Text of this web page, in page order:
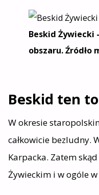
Beskid Żywiecki
obszaru. Źródło
Beskid ten
W okresie
całkowicie bezludny.
Karpacka. Zatem
Żywieckim i w ogóle w